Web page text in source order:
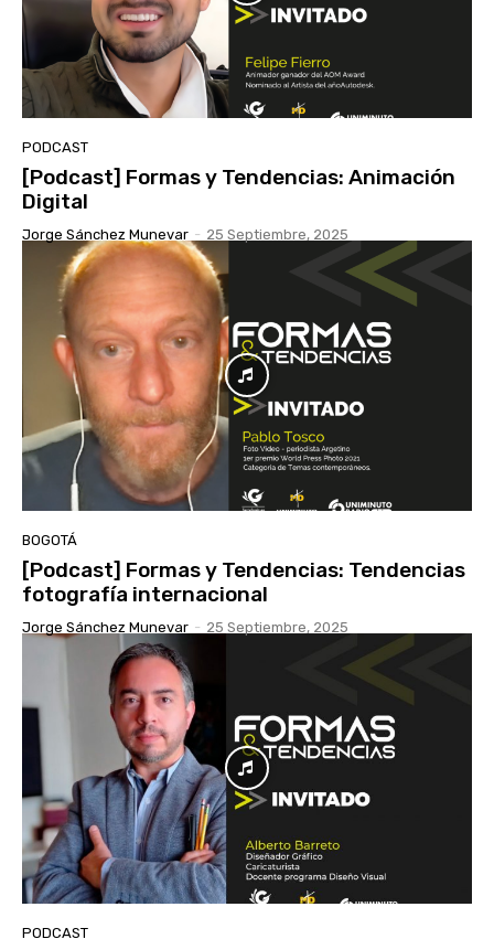
PODCAST
[Podcast] Formas y Tendencias: Animación
Digital
Jorge Sánchez Munevar - 25 Septiembre, 2025
BOGOTÁ
[Podcast] Formas y Tendencias: Tendencias
fotografía internacional
Jorge Sánchez Munevar - 25 Septiembre, 2025
PODCAST